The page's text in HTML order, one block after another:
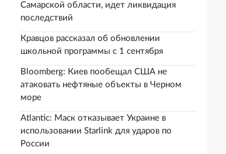
Самарской области, идет ликвидация
последствий
Кравцов рассказал об обновлении
школьной программы с 1 сентября
Bloomberg: Киев пообещал США не
атаковать нефтяные объекты в Черном
море
Atlantic: Маск отказывает Украине в
использовании Starlink для ударов по
России